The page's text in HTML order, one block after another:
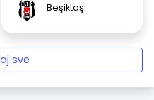
Beşiktaş
sve